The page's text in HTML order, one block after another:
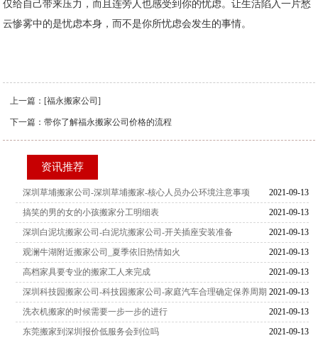
仅给自己带来压力，而且连旁人也感受到你的忧虑。让生活陷入一片愁
云惨雾中的是忧虑本身，而不是你所忧虑会发生的事情。
上一篇： [福永搬家公司]
下一篇：带你了解福永搬家公司价格的流程
资讯推荐
2021-09-13
深圳草埔搬家公司-深圳草埔搬家-核心人员办公环境注意事项
2021-09-13
搞笑的男的女的小孩搬家分工明细表
2021-09-13
深圳白泥坑搬家公司-白泥坑搬家公司-开关插座安装准备
2021-09-13
观澜牛湖附近搬家公司_夏季依旧热情如火
2021-09-13
高档家具要专业的搬家工人来完成
2021-09-13
深圳科技园搬家公司-科技园搬家公司-家庭汽车合理确定保养周期
2021-09-13
洗衣机搬家的时候需要一步一步的进行
2021-09-13
东莞搬家到深圳报价低服务会到位吗